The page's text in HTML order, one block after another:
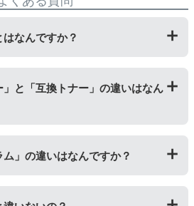
なんですか？
)充填をしたうえで、再度販売して
代を節約することができます。
」と「互換トナー」の違いはなん
丁寧に製造しているため、比較的
商品です。
品を模して製造された大量生産さ
ム」の違いはなんですか？